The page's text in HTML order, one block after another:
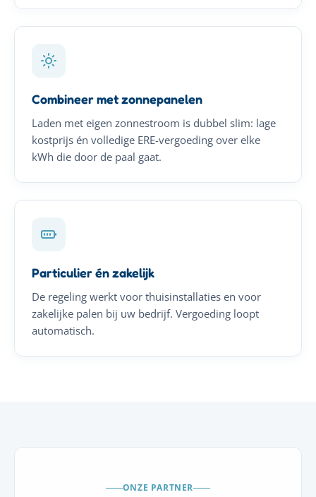
Combineer met zonnepanelen
Laden met eigen zonnestroom is dubbel slim: lage
kostprijs én volledige ERE-vergoeding over elke
kWh die door de paal gaat.
Particulier én zakelijk
De regeling werkt voor thuisinstallaties en voor
zakelijke palen bij uw bedrijf. Vergoeding loopt
automatisch.
ONZE PARTNER